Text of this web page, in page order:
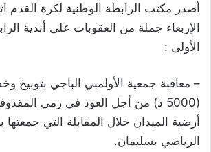
أصدر مكتب الرابطة الوطنية لكرة القدم
الإربعاء جملة من العقوبات على أندية
الأولى :
– معاقبة جمعية الأولمبي الباجي بتوبيخ
(5000 د) من أجل العود في رمي
أرضية الميدان خلال المقابلة التي جمعتها
الرياضي بسليمان.